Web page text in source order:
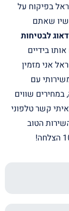
בפיקוח על
שאתם
לבטיחות
בידיים
אני מזמין
עם
במחירים שווים
קשר טלפוני
הטוב